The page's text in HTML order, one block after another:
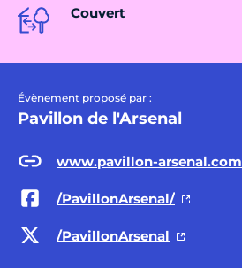
Couvert
Évènement proposé par :
Pavillon de l'Arsenal
www.pavillon-arsenal.com
/PavillonArsenal/
/PavillonArsenal